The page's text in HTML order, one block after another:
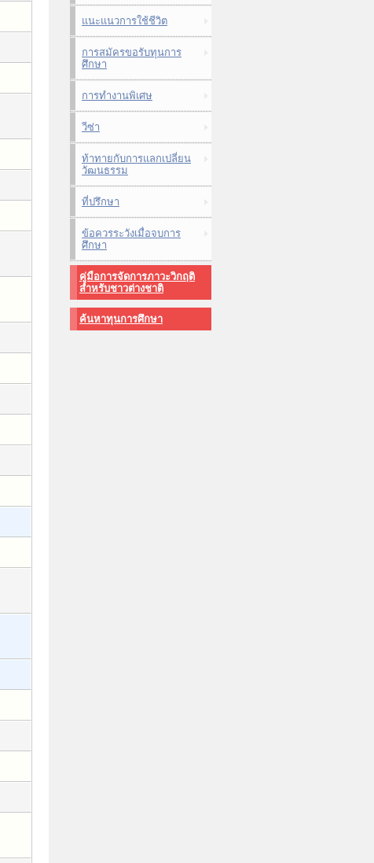
แนะแนวการใช้ชีวิต
การสมัครขอรับทุนการ
ศึกษา
การทำงานพิเศษ
วีซ่า
ท้าทายกับการแลกเปลี่ยน
วัฒนธรรม
ที่ปรึกษา
ข้อควรระวังเมื่อจบการ
ศึกษา
คู่มือการจัดการภาวะวิกฤติ
สำหรับชาวต่างชาติ
ค้นหาทุนการศึกษา